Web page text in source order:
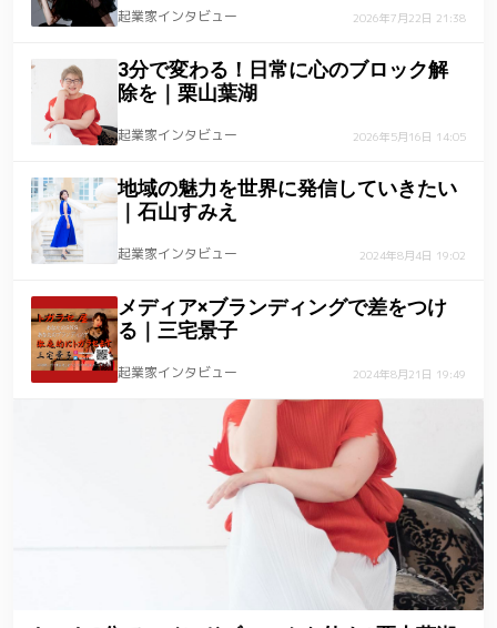
起業家インタビュー 2026年7月22日 21:38
3分で変わる！日常に心のブロック解
除を｜栗山葉湖
起業家インタビュー 2026年5月16日 14:05
地域の魅力を世界に発信していきたい
｜石山すみえ
起業家インタビュー 2024年8月4日 19:02
メディア×ブランディングで差をつけ
る｜三宅景子
起業家インタビュー 2024年8月21日 19:49